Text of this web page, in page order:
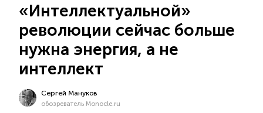
«Интеллектуальной»
революции сейчас больше
нужна энергия, а не
интеллект
Сергей Мануков
обозреватель Monocle.ru